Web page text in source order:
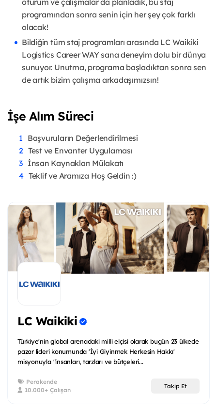
oturum ve çalışmalar da planladık, bu staj
programından sonra senin için her şey çok farklı
olacak!
Bildiğin tüm staj programları arasında LC Waikiki
Logistics Career WAY sana deneyim dolu bir dünya
sunuyor. Unutma, programa başladıktan sonra sen
de artık bizim çalışma arkadaşımızsın!
İşe Alım Süreci
Başvuruların Değerlendirilmesi
Test ve Envanter Uygulaması
İnsan Kaynakları Mülakatı
Teklif ve Aramıza Hoş Geldin :)
LC Waikiki
Türkiye'nin global arenadaki milli elçisi olarak bugün 23 ülkede
pazar lideri konumunda 'İyi Giyinmek Herkesin Hakkı'
misyonuyla "insanları, tarzları ve bütçeleri...
Perakende
10.000+ Çalışan
Takip Et